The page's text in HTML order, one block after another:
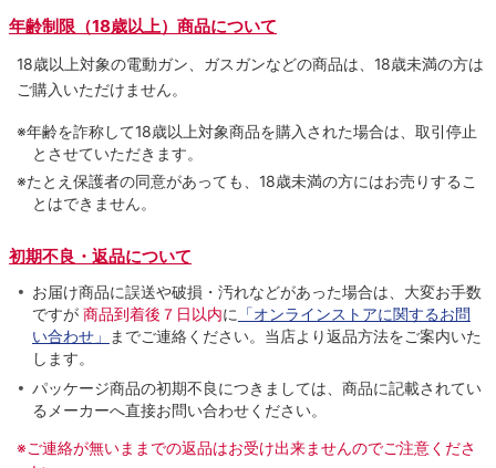
年齢制限（18歳以上）商品について
18歳以上対象の電動ガン、ガスガンなどの商品は、18歳未満の方は
ご購入いただけません。
※年齢を詐称して18歳以上対象商品を購入された場合は、取引停止
とさせていただきます。
※たとえ保護者の同意があっても、18歳未満の方にはお売りするこ
とはできません。
初期不良・返品について
お届け商品に誤送や破損・汚れなどがあった場合は、大変お手数
ですが 商品到着後７日以内に 「オンラインストアに関するお問
い合わせ」 までご連絡ください。当店より返品方法をご案内いた
します。
パッケージ商品の初期不良につきましては、商品に記載されてい
るメーカーへ直接お問い合わせください。
※ご連絡が無いままでの返品はお受け出来ませんのでご注意くださ